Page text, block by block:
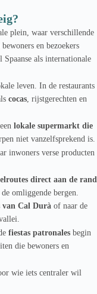
plein, waar verschillende
en bezoekers
als internationale
leven. In de restaurants
cocas, rijstgerechten en
lokale supermarkt die
niet vanzelfsprekend is.
inwoners verse producten
direct aan de rand
omliggende bergen.
van Cal Durà of naar de
fiestas patronales begin
die bewoners en
wie iets centraler wil